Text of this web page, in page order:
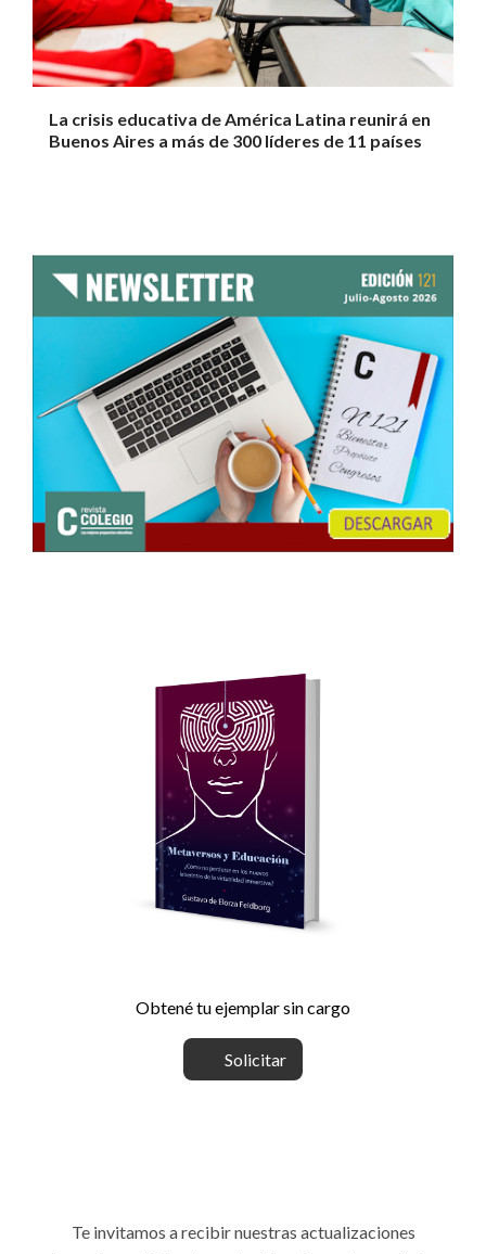
La crisis educativa de América Latina reunirá en
Buenos Aires a más de 300 líderes de 11 países
Obtené tu ejemplar sin cargo
Solicitar
Te invitamos a recibir nuestras actualizaciones